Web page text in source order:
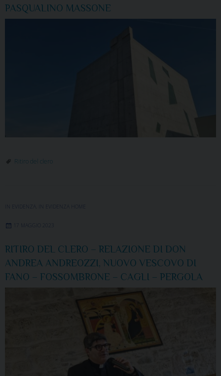
PASQUALINO MASSONE
Ritiro del clero
IN EVIDENZA IN EVIDENZA HOME
17 MAGGIO 2023
RITIRO DEL CLERO – RELAZIONE DI DON
ANDREA ANDREOZZI, NUOVO VESCOVO DI
FANO – FOSSOMBRONE – CAGLI – PERGOLA